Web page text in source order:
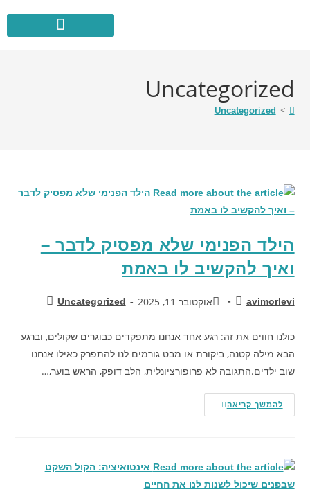
Uncategorized
>
Uncategorized
הילד הפנימי שלא מפסיק לדבר –
ואיך להקשיב לו באמת
avimorlevi אוקטובר 11, 2025 Uncategorized
כולנו חווים את זה: רגע אחד אנחנו מתפקדים כבוגרים שקולים, וברגע
הבא מילה קטנה, ביקורת או מבט גורמים לנו להתפרק כאילו אנחנו
שוב ילדים.התגובה לא פרופורציונלית, הלב דופק, הראש בוער,…
להמשך קריאה